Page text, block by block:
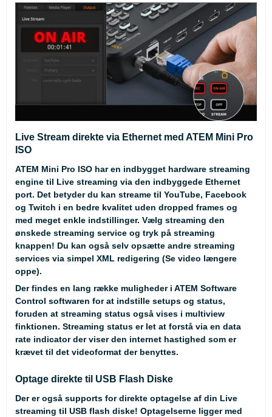
Live Stream direkte via Ethernet med ATEM Mini Pro
ISO
ATEM Mini Pro ISO har en indbygget hardware streaming
engine til Live streaming via den indbyggede Ethernet
port. Det betyder du kan streame til YouTube, Facebook
og Twitch i en bedre kvalitet uden dropped frames og
med meget enkle indstillinger. Vælg streaming den
ønskede streaming service og tryk på streaming
knappen! Du kan også selv opsætte andre streaming
services via simpel XML redigering (Se video længere
oppe).
Der findes en lang række muligheder i ATEM Software
Control softwaren for at indstille setups og status,
foruden at streaming status også vises i multiview
finktionen. Streaming status er let at forstå via en data
rate indicator der viser den internet hastighed som er
krævet til det videoformat der benyttes.
Optage direkte til USB Flash Diske
Der er også supports for direkte optagelse af din Live
streaming til USB flash diske! Optagelserne ligger med